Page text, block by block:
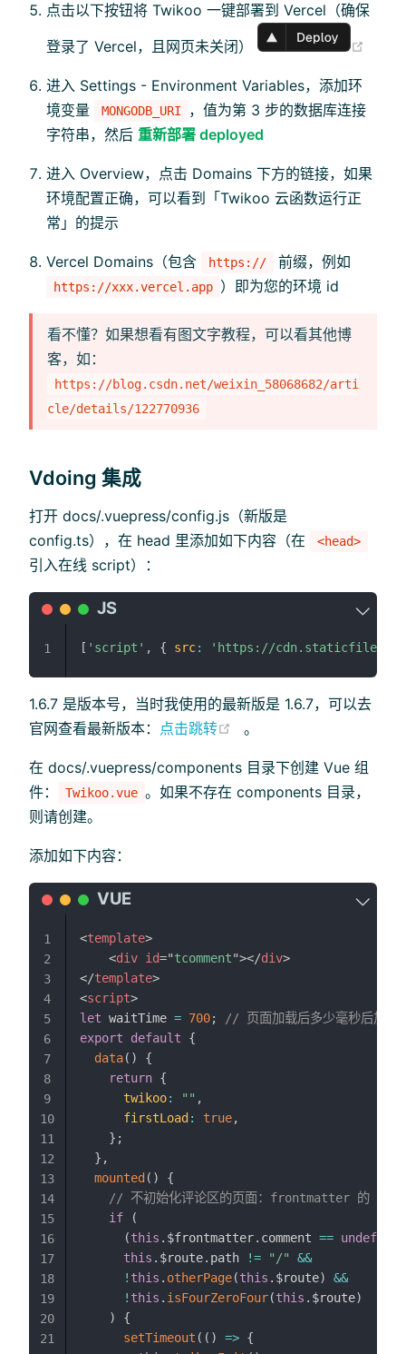
点击以下按钮将 Twikoo 一键部署到 Vercel（确保
登录了 Vercel，且网页未关闭）
进入 Settings - Environment Variables，添加环
境变量
MONGODB_URI
，值为第 3 步的数据库连接
字符串，然后重新部署 deployed
进入 Overview，点击 Domains 下方的链接，如果
环境配置正确，可以看到「Twikoo 云函数运行正
常」的提示
Vercel Domains（包含 https:// 前缀，例如
https://xxx.vercel.app ）即为您的环境 id
看不懂？如果想看有图文字教程，可以看其他博
客，如：
https://blog.csdn.net/weixin_58068682/arti
cle/details/122770936
Vdoing 集成
打开 docs/.vuepress/config.js（新版是
config.ts），在 head 里添加如下内容（在
<head>
引入在线 script）：
[ 'script' , { src: 'https://
1
1.6.7 是版本号，当时我使用的最新版是 1.6.7，可以去
官网查看最新版本： 点击跳转 (opens new window)
。
在 docs/.vuepress/components 目录下创建 Vue 组
件：
Twikoo.vue 。如果不存在 components 目录，
则请创建。
添加如下内容：
<template>
<div id="tcomment"></div>
</template>
<script>
let waitTime = 700;
// 页面加载后多少毫秒后加载
export
default
{
data( )
{
return {
twikoo: "" ,
firstLoad : true,
} ;
} ,
mounted ( )
{
// 不初始化评论区的页面：frontmatter 的
if
(
(this . $frontmatter. comment == undefined
this . $route. path != "/"
&&
! this . otherPage(this . $route)
&&
! this . isFourZeroFour(this . $route)
)
{
setTimeout ( ( ) => {
1
2
3
4
5
6
7
8
9
10
11
12
13
14
15
16
17
18
19
20
21